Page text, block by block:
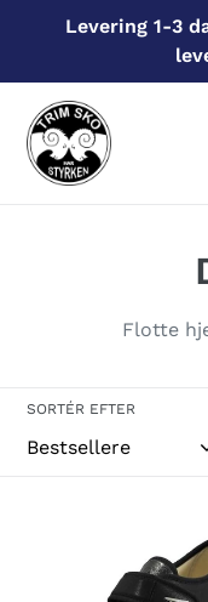
Levering 1-3
i
:
Flotte
SORTÉR EFTER
Komfortsko